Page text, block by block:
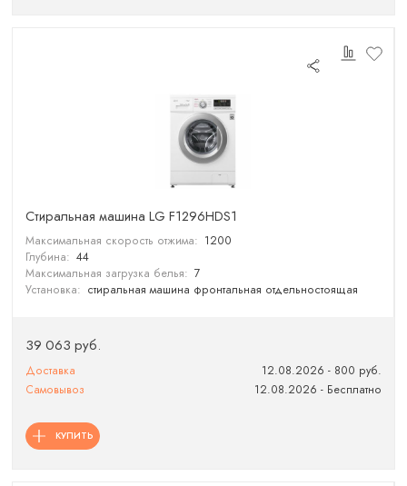
Cтиральная машина LG F1296HDS1
Максимальная скорость отжима: 1200
Глубина: 44
Максимальная загрузка белья: 7
Установка: стиральная машина фронтальная отдельностоящая
39 063 руб.
Доставка
12.08.2026 - 800 руб.
Самовывоз
12.08.2026 - Бесплатно
КУПИТЬ